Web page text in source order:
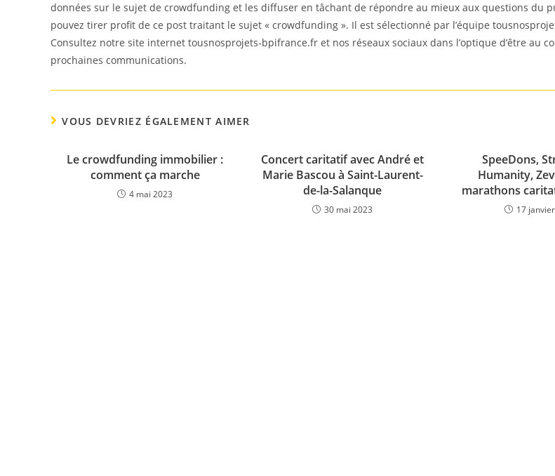
données sur le sujet de crowdfunding et les diffuser en tâchant de répondre au mieux aux questions du
pouvez tirer profit de ce post traitant le sujet « crowdfunding ». Il est sélectionné par l’équipe
Consultez notre site internet tousnosprojets-bpifrance.fr et nos réseaux sociaux dans l’optique d’être au
prochaines communications.
VOUS DEVRIEZ ÉGALEMENT AIMER
Le crowdfunding immobilier :
comment ça marche
4 mai 2023
Concert caritatif avec André et
Marie Bascou à Saint-Laurent-
de-la-Salanque
30 mai 2023
SpeeDons,
Humanity,
marathons
17